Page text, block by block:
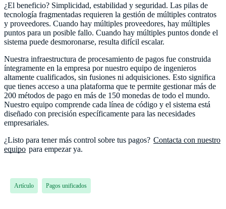
¿El beneficio? Simplicidad, estabilidad y seguridad. Las pilas de
tecnología fragmentadas requieren la gestión de múltiples contratos
y proveedores. Cuando hay múltiples proveedores, hay múltiples
puntos para un posible fallo. Cuando hay múltiples puntos donde el
sistema puede desmoronarse, resulta difícil escalar.
Nuestra infraestructura de procesamiento de pagos fue construida
íntegramente en la empresa por nuestro equipo de ingenieros
altamente cualificados, sin fusiones ni adquisiciones. Esto significa
que tienes acceso a una plataforma que te permite gestionar más de
200 métodos de pago en más de 150 monedas de todo el mundo.
Nuestro equipo comprende cada línea de código y el sistema está
diseñado con precisión específicamente para las necesidades
empresariales.
¿Listo para tener más control sobre tus pagos? Contacta con nuestro
equipo para empezar ya.
Artículo Pagos unificados